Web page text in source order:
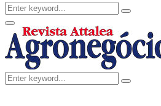
Search
for:
Search
Facebook
Twitter
Instagram
Linkedin
Youtube
Email
Primary
Menu
Search
for:
Search